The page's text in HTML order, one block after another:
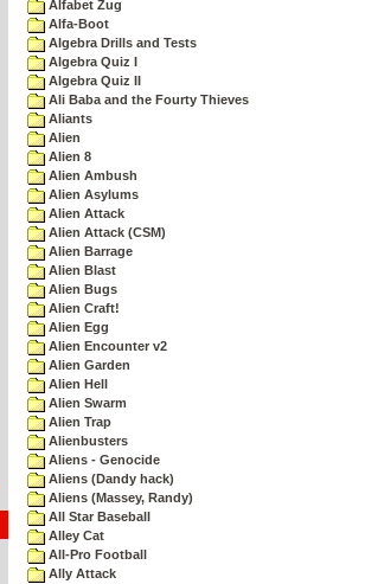
Alfabet Zug
Alfa-Boot
Algebra Drills and Tests
Algebra Quiz I
Algebra Quiz II
Ali Baba and the Fourty Thieves
Aliants
Alien
Alien 8
Alien Ambush
Alien Asylums
Alien Attack
Alien Attack (CSM)
Alien Barrage
Alien Blast
Alien Bugs
Alien Craft!
Alien Egg
Alien Encounter v2
Alien Garden
Alien Hell
Alien Swarm
Alien Trap
Alienbusters
Aliens - Genocide
Aliens (Dandy hack)
Aliens (Massey, Randy)
All Star Baseball
Alley Cat
All-Pro Football
Ally Attack